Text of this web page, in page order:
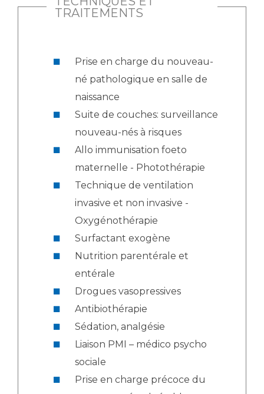
TRAITEMENTS
Prise en charge du nouveau-
né pathologique en salle de
naissance
Suite de couches: surveillance
nouveau-nés à risques
Allo immunisation foeto
maternelle - Photothérapie
Technique de ventilation
invasive et non invasive -
Oxygénothérapie
Surfactant exogène
Nutrition parentérale et
entérale
Drogues vasopressives
Antibiothérapie
Sédation, analgésie
Liaison PMI – médico psycho
sociale
Prise en charge précoce du